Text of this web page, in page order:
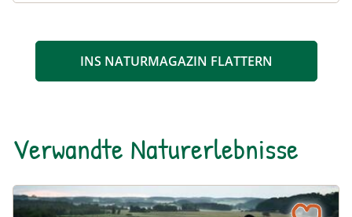
INS NATURMAGAZIN FLATTERN
Verwandte Naturerlebnisse